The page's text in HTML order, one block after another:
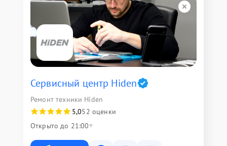
Сервисный центр Hiden
Ремонт техники Hiden
5,052 оценки
Открыто до 21:00